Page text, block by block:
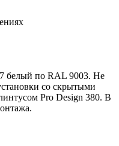
белый по RAL 9003. Не
со скрытыми
Pro Design 380. В